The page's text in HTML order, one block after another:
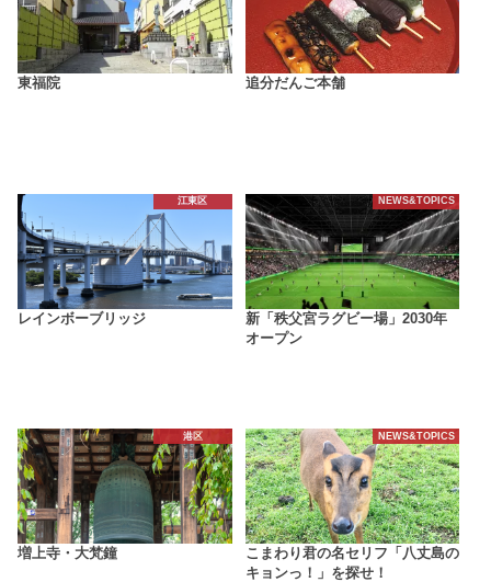
東福院 追分だんご本舗
江東区
レインボーブリッジ
NEWS&TOPICS
新「秩父宮ラグビー場」2030年
オープン
港区
増上寺・大梵鐘
NEWS&TOPICS
こまわり君の名セリフ「八丈島の
キョンっ！」を探せ！